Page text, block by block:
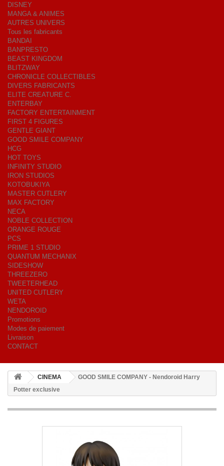
DISNEY
MANGA & ANIMES
AUTRES UNIVERS
Tous les fabricants
BANDAI
BANPRESTO
BEAST KINGDOM
BLITZWAY
CHRONICLE COLLECTIBLES
DIVERS FABRICANTS
ELITE CREATURE C.
ENTERBAY
FACTORY ENTERTAINMENT
FIRST 4 FIGURES
GENTLE GIANT
GOOD SMILE COMPANY
HCG
HOT TOYS
INFINITY STUDIO
IRON STUDIOS
KOTOBUKIYA
MASTER CUTLERY
MAX FACTORY
NECA
NOBLE COLLECTION
ORANGE ROUGE
PCS
PRIME 1 STUDIO
QUANTUM MECHANIX
SIDESHOW
THREEZERO
TWEETERHEAD
UNITED CUTLERY
WETA
NENDOROID
Promotions
Modes de paiement
Livraison
CONTACT
CINEMA
GOOD SMILE COMPANY - Nendoroid Harry
Potter exclusive